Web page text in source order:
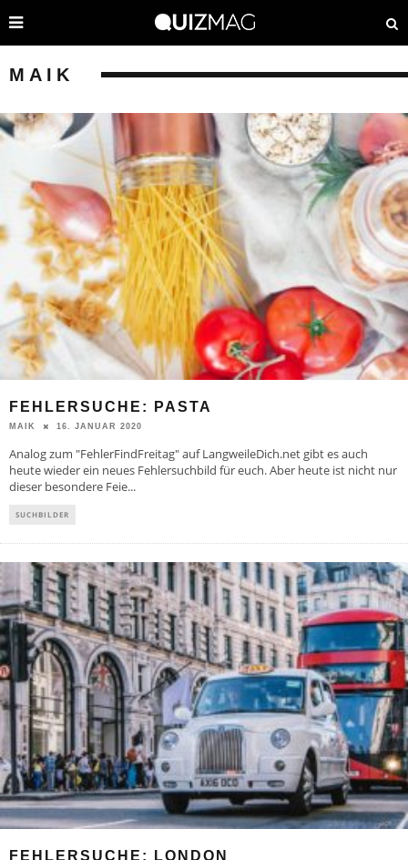
MAIK
FEHLERSUCHE: PASTA
MAIK 16. JANUAR 2020
Analog zum "FehlerFindFreitag" auf LangweileDich.net gibt es auch
heute wieder ein neues Fehlersuchbild für euch. Aber heute ist nicht nur
dieser besondere Feie...
SUCHBILDER
FEHLERSUCHE: LONDON